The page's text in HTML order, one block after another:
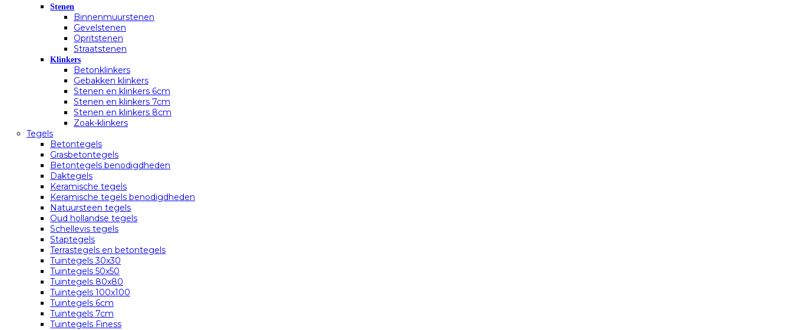
Stenen
Binnenmuurstenen
Gevelstenen
Opritstenen
Straatstenen
Klinkers
Betonklinkers
Gebakken klinkers
Stenen en klinkers 6cm
Stenen en klinkers 7cm
Stenen en klinkers 8cm
Zoak-klinkers
Tegels
Betontegels
Grasbetontegels
Betontegels benodigdheden
Daktegels
Keramische tegels
Keramische tegels benodigdheden
Natuursteen tegels
Oud hollandse tegels
Schellevis tegels
Staptegels
Terrastegels en betontegels
Tuintegels 30x30
Tuintegels 50x50
Tuintegels 80x80
Tuintegels 100x100
Tuintegels 6cm
Tuintegels 7cm
Tuintegels Finess